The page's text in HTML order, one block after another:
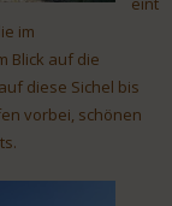
im
Blick auf die
diese Sichel bis
vorbei, schönen